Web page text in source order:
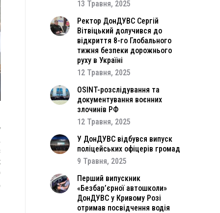
13 Травня, 2025
Ректор ДонДУВС Сергій
Вітвіцький долучився до
відкриття 8-го Глобального
тижня безпеки дорожнього
руху в Україні
12 Травня, 2025
OSINT-розслідування та
документування воєнних
злочинів РФ
12 Травня, 2025
У ДонДУВС відбувся випуск
поліцейських офіцерів громад
9 Травня, 2025
Перший випускник
«Безбар’єрної автошколи»
ДонДУВС у Кривому Розі
отримав посвідчення водія